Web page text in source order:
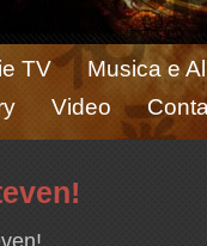
TV
Musica e
Video